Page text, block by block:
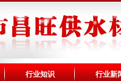
行业知识 行业新